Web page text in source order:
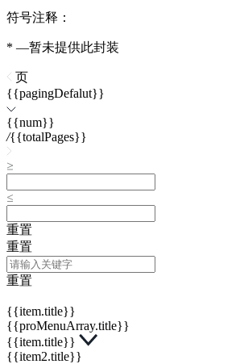
符号注释：
* —暂未提供此封装
页
{{pagingDefalut}}
{{num}}
/{{totalPages}}
重置
重置
重置
{{item.title}}
{{proMenuArray.title}}
{{item.title}}
{{item2.title}}